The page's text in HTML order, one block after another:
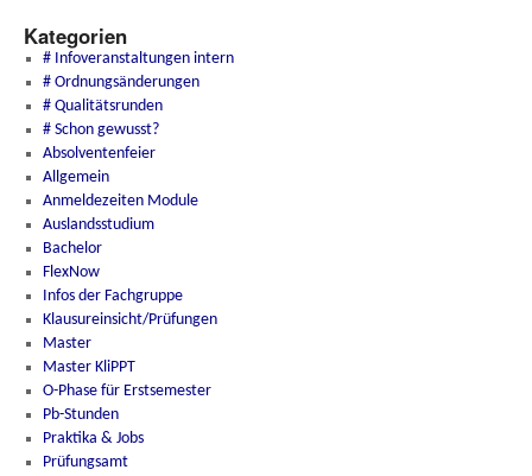
Kategorien
# Infoveranstaltungen intern
# Ordnungsänderungen
# Qualitätsrunden
# Schon gewusst?
Absolventenfeier
Allgemein
Anmeldezeiten Module
Auslandsstudium
Bachelor
FlexNow
Infos der Fachgruppe
Klausureinsicht/Prüfungen
Master
Master KliPPT
O-Phase für Erstsemester
Pb-Stunden
Praktika & Jobs
Prüfungsamt